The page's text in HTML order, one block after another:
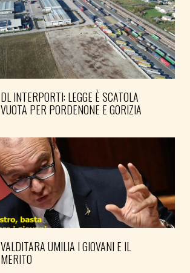
DL INTERPORTI: LEGGE È SCATOLA
VUOTA PER PORDENONE E GORIZIA
VALDITARA UMILIA I GIOVANI E IL
MERITO